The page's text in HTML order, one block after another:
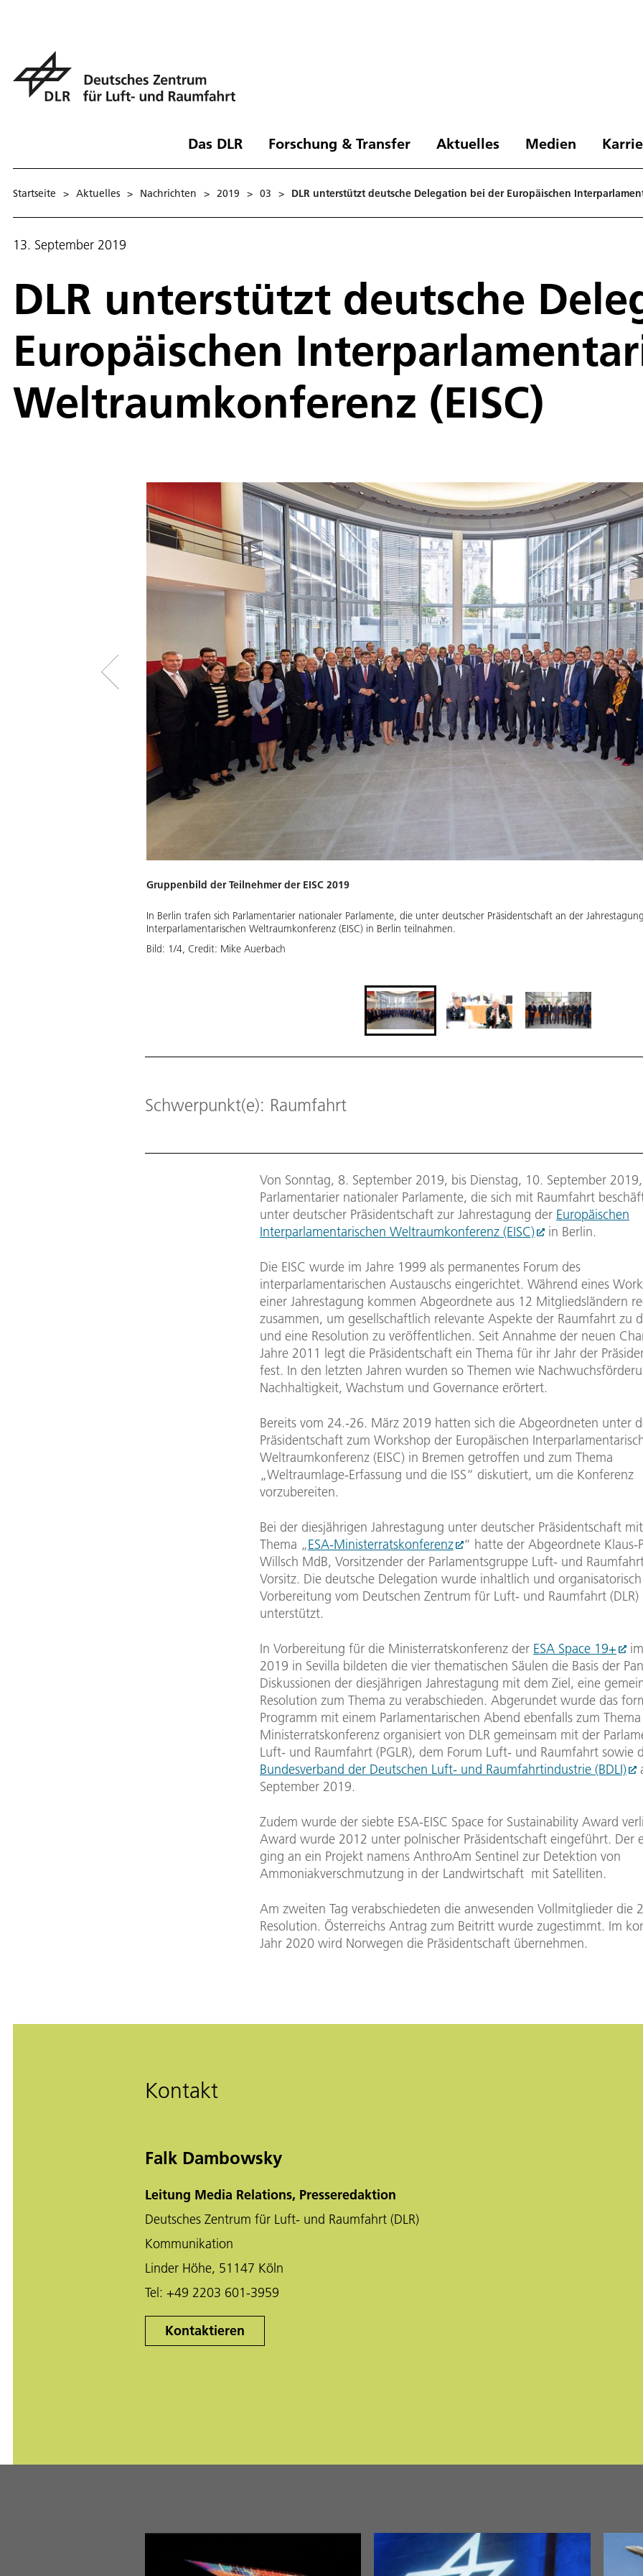
Das DLR Forschung & Transfer Aktuelles Medien
Startseite > Aktuelles > Nachrichten > 2019 > 03 > DLR unterstützt deutsche Delegation bei der Europäischen
13. September 2019
DLR unterstützt deutsche
Europäischen
Weltraumkonferenz (EISC)
Gruppenbild der Teilnehmer der EISC 2019
In Berlin trafen sich Parlamentarier nationaler Parlamente, die unter deutscher Präsidentschaft an der
Interparlamentarischen Weltraumkonferenz (EISC) in Berlin teilnahmen.
Bild: 1/4, Credit: Mike Auerbach
Schwerpunkt(e): Raumfahrt
Von Sonntag, 8. September 2019, bis Dienstag, 10. September
Parlamentarier nationaler Parlamente, die sich mit Raumfahrt
unter deutscher Präsidentschaft zur Jahrestagung der Europäischen
Interparlamentarischen Weltraumkonferenz (EISC)
in Berlin.
Die EISC wurde im Jahre 1999 als permanentes Forum des
interparlamentarischen Austauschs eingerichtet. Während eines
einer Jahrestagung kommen Abgeordnete aus 12 Mitgliedsländern
zusammen, um gesellschaftlich relevante Aspekte der Raumfahrt zu
und eine Resolution zu veröffentlichen. Seit Annahme der neuen
Jahre 2011 legt die Präsidentschaft ein Thema für ihr Jahr der
fest. In den letzten Jahren wurden so Themen wie
Nachhaltigkeit, Wachstum und Governance erörtert.
Bereits vom 24.-26. März 2019 hatten sich die Abgeordneten unter
Präsidentschaft zum Workshop der Europäischen
Weltraumkonferenz (EISC) in Bremen getroffen und zum Thema
„Weltraumlage-Erfassung und die ISS“ diskutiert, um die Konferenz
vorzubereiten.
Bei der diesjährigen Jahrestagung unter deutscher Präsidentschaft
Thema „ESA-Ministerratskonferenz
“ hatte der Abgeordnete Klaus-
Willsch MdB, Vorsitzender der Parlamentsgruppe Luft- und
Vorsitz. Die deutsche Delegation wurde inhaltlich und
Vorbereitung vom Deutschen Zentrum für Luft- und Raumfahrt (DLR)
unterstützt.
In Vorbereitung für die Ministerratskonferenz der ESA Space 19+
2019 in Sevilla bildeten die vier thematischen Säulen die Basis der
Diskussionen der diesjährigen Jahrestagung mit dem Ziel, eine
Resolution zum Thema zu verabschieden. Abgerundet wurde das
Programm mit einem Parlamentarischen Abend ebenfalls zum Thema
Ministerratskonferenz organisiert von DLR gemeinsam mit der
Luft- und Raumfahrt (PGLR), dem Forum Luft- und Raumfahrt sowie
Bundesverband der Deutschen Luft- und Raumfahrtindustrie (BDLI)
September 2019.
Zudem wurde der siebte ESA-EISC Space for Sustainability Award
Award wurde 2012 unter polnischer Präsidentschaft eingeführt. Der
ging an ein Projekt namens AnthroAm Sentinel zur Detektion von
Ammoniakverschmutzung in der Landwirtschaft mit Satelliten.
Am zweiten Tag verabschiedeten die anwesenden Vollmitglieder die
Resolution. Österreichs Antrag zum Beitritt wurde zugestimmt. Im
Jahr 2020 wird Norwegen die Präsidentschaft übernehmen.
Kontakt
Falk Dambowsky
Leitung Media Relations, Presseredaktion
Deutsches Zentrum für Luft- und Raumfahrt (DLR)
Kommunikation
Linder Höhe, 51147 Köln
Tel: +49 2203 601-3959
Kontaktieren